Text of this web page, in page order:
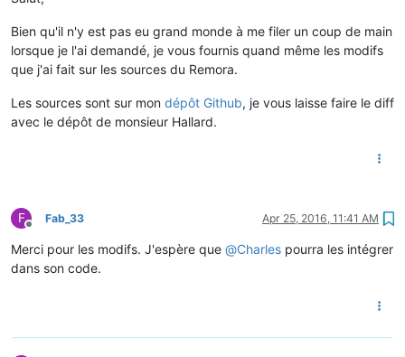
Bien qu'il n'y est pas eu grand monde à me filer un coup de main
lorsque je l'ai demandé, je vous fournis quand même les modifs
que j'ai fait sur les sources du Remora.
Les sources sont sur mon dépôt Github, je vous laisse faire le diff
avec le dépôt de monsieur Hallard.
F
Offline
Fab_33 Apr 25, 2016, 11:41 AM
Merci pour les modifs. J'espère que @Charles pourra les intégrer
dans son code.